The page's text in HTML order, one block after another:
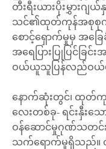
တီးရီးယားပိုးမွှားဂျ
သင်၏ထုတ်ကုန်အစုစုကို က
စောင့်ရှောက်မှုမှ အခြ
အရေပြားပြုပြင်ခြ
ဝယ်ယူသူပြန်လည်ဝယ်ယူ
နောက်ဆုံးတွင်၊ ထုတ်ကု
လေးတစ်ခု- ရင်းနှီးသ
ဝန်ဆောင်မှုဂုဏ်သတင်
သက်ရောက်မှုရှိသည်။